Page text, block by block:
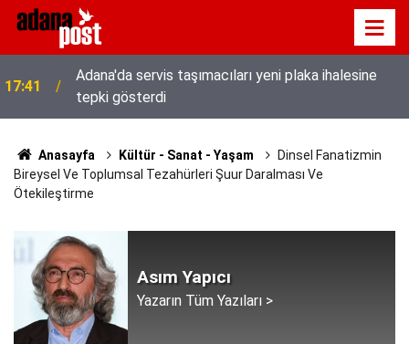
17:41
Adana'da servis taşımacıları yeni plaka ihalesine
tepki gösterdi
Anasayfa Kültür - Sanat - Yaşam
Dinsel Fanatizmin
Bireysel Ve Toplumsal Tezahürleri Şuur Daralması Ve
Ötekileştirme
Asım Yapıcı
Yazarın Tüm Yazıları >